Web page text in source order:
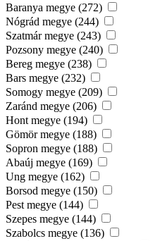
Baranya megye (272)
Nógrád megye (244)
Szatmár megye (243)
Pozsony megye (240)
Bereg megye (238)
Bars megye (232)
Somogy megye (209)
Zaránd megye (206)
Hont megye (194)
Gömör megye (188)
Sopron megye (188)
Abaúj megye (169)
Ung megye (162)
Borsod megye (150)
Pest megye (144)
Szepes megye (144)
Szabolcs megye (136)